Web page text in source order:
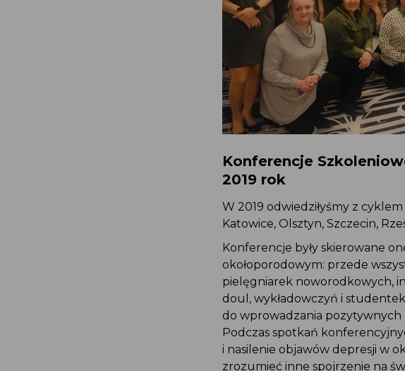
Konferencje
2019 rok
W 2019 odwiedziłyśmy z
Katowice, Olsztyn, Szczecin,
Konferencje były skierowane
okołoporodowym: przede
pielęgniarek noworodkowych,
doul, wykładowczyń i
do wprowadzania
Podczas spotkań
i nasilenie objawów depresji w
zrozumieć inne spojrzenie na